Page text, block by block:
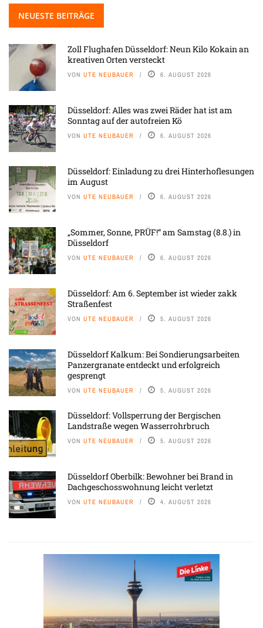
NEUESTE BEITRÄGE
Zoll Flughafen Düsseldorf: Neun Kilo Kokain an
kreativen Orten versteckt
VON UTE NEUBAUER 6. AUGUST 2026
Düsseldorf: Alles was zwei Räder hat ist am
Sonntag auf der autofreien Kö
VON UTE NEUBAUER 6. AUGUST 2026
Düsseldorf: Einladung zu drei Hinterhoflesungen
im August
VON UTE NEUBAUER 6. AUGUST 2026
„Sommer, Sonne, PRÜF!“ am Samstag (8.8.) in
Düsseldorf
VON UTE NEUBAUER 6. AUGUST 2026
Düsseldorf: Am 6. September ist wieder zakk
Straßenfest
VON UTE NEUBAUER 5. AUGUST 2026
Düsseldorf Kalkum: Bei Sondierungsarbeiten
Panzergranate entdeckt und erfolgreich
gesprengt
VON UTE NEUBAUER 5. AUGUST 2026
Düsseldorf: Vollsperrung der Bergischen
Landstraße wegen Wasserrohrbruch
VON UTE NEUBAUER 5. AUGUST 2026
Düsseldorf Oberbilk: Bewohner bei Brand in
Dachgeschosswohnung leicht verletzt
VON UTE NEUBAUER 4. AUGUST 2026